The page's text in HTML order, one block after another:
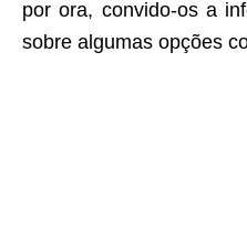
por ora, convido-os a
sobre algumas opções